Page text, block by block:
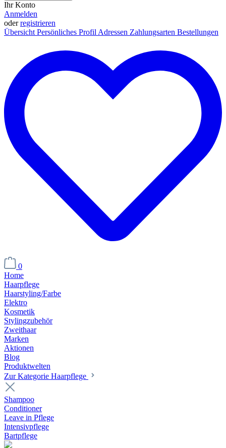
Ihr Konto
Anmelden
oderregistrieren
Übersicht Persönliches Profil Adressen Zahlungsarten Bestellungen
0
Home
Haarpflege
Haarstyling/Farbe
Elektro
Kosmetik
Stylingzubehör
Zweithaar
Marken
Aktionen
Blog
Produktwelten
Zur Kategorie Haarpflege
Shampoo
Conditioner
Leave in Pflege
Intensivpflege
Bartpflege